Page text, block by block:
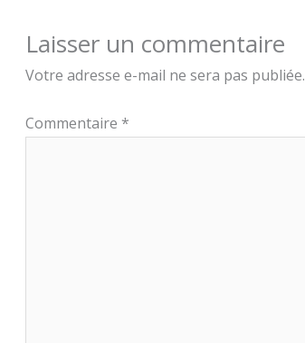
Laisser un commentaire
Votre adresse e-mail ne sera pas publiée.
Commentaire *